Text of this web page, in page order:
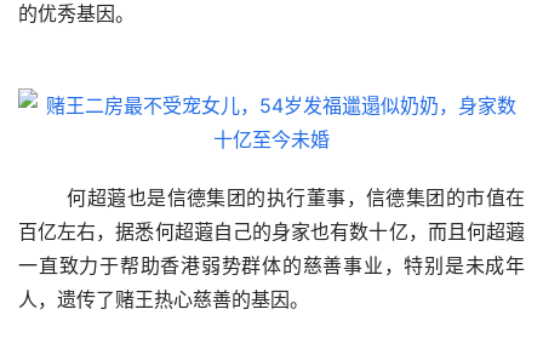
的优秀基因。
	何超蕸也是信德集团的执行董事，信德集团的市值在
百亿左右，据悉何超蕸自己的身家也有数十亿，而且何超蕸
一直致力于帮助香港弱势群体的慈善事业，特别是未成年
人，遗传了赌王热心慈善的基因。